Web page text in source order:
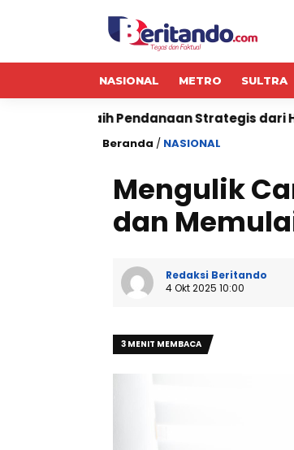
NASIONAL METRO SULTRA
Strategis dari Hasan VC
Beranda / NASIONAL
Mengulik
dan
Redaksi Beritando
4 Okt 2025 10:00
3 MENIT MEMBACA